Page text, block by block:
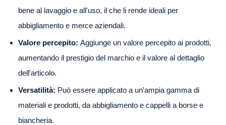
bene al lavaggio e all'uso, il che li rende ideali per
abbigliamento e merce aziendali.
Valore percepito: Aggiunge un valore percepito ai prodotti,
aumentando il prestigio del marchio e il valore al dettaglio
dell'articolo.
Versatilità: Può essere applicato a un'ampia gamma di
materiali e prodotti, da abbigliamento e cappelli a borse e
biancheria.